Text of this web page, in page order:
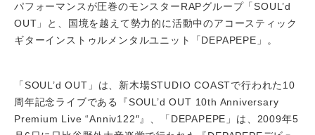
パフォーマンスが圧巻のモンスターRAPグループ「SOUL’d
OUT」と、国境を越えて勢力的に活動中のアコースティック
ギターインストゥルメンタルユニット「DEPAPEPE」。
「SOUL’d OUT」は、新木場STUDIO COASTで行われた10
周年記念ライブである『SOUL’d OUT 10th Anniversary
Premium Live “Anniv122″』、「DEPAPEPE」は、2009年5